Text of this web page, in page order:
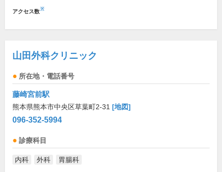
アクセス数※
山田外科クリニック
所在地・電話番号
藤崎宮前駅
熊本県熊本市中央区草葉町2-31 [地図]
096-352-5994
診療科目
内科 外科 胃腸科